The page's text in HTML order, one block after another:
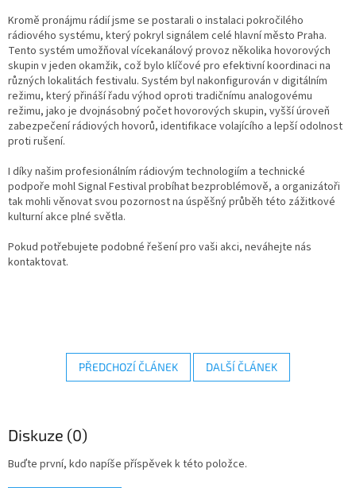
Kromě pronájmu rádií jsme se postarali o instalaci pokročilého
rádiového systému, který pokryl signálem celé hlavní město Praha.
Tento systém umožňoval vícekanálový provoz několika hovorových
skupin v jeden okamžik, což bylo klíčové pro efektivní koordinaci na
různých lokalitách festivalu. Systém byl nakonfigurován v digitálním
režimu, který přináší řadu výhod oproti tradičnímu analogovému
režimu, jako je dvojnásobný počet hovorových skupin, vyšší úroveň
zabezpečení rádiových hovorů, identifikace volajícího a lepší odolnost
proti rušení.
I díky našim profesionálním rádiovým technologiím a technické
podpoře mohl Signal Festival probíhat bezproblémově, a organizátoři
tak mohli věnovat svou pozornost na úspěšný průběh této zážitkové
kulturní akce plné světla.
Pokud potřebujete podobné řešení pro vaši akci, neváhejte nás
kontaktovat.
PŘEDCHOZÍ ČLÁNEK DALŠÍ ČLÁNEK
Diskuze (0)
Buďte první, kdo napíše příspěvek k této položce.